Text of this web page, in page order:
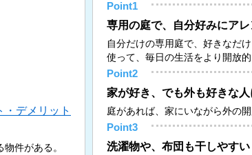
デメリット
件がある。
Point1
専用の庭で、自分好みにアレ
自分だけの専用庭で、好きなだ
使って、毎日の生活をより開放的
Point2
家が好き、でも外も好きな人
庭があれば、家にいながら外の開
Point3
洗濯物や、布団も干しやすい